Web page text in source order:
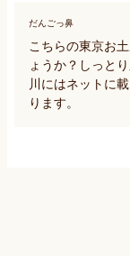
だんごっ鼻
こちらの東京お
ょうか？しっと
川にはネットに
ります。